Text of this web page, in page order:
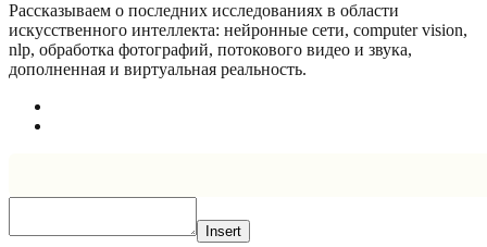
Рассказываем о последних исследованиях в области
искусcтвенного интеллекта: нейронные сети, computer vision,
nlp, обработка фотографий, потокового видео и звука,
дополненная и виртуальная реальность.
Insert